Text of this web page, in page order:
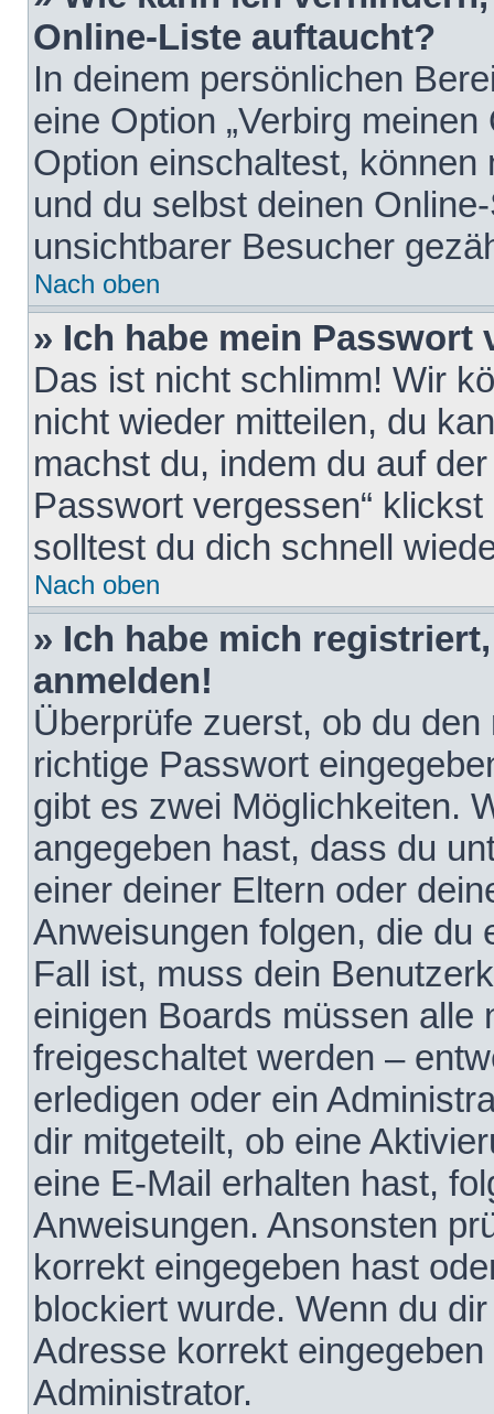
Online-Liste auftaucht?
In deinem persönlichen
eine Option „Verbirg
Option einschaltest,
und du selbst deinen
unsichtbarer Besucher
Nach oben
» Ich habe mein Passwort
Das ist nicht schlimm! Wir
nicht wieder mitteilen, du
machst du, indem du auf
Passwort vergessen“
solltest du dich schnell
Nach oben
» Ich habe mich
anmelden!
Überprüfe zuerst, ob du
richtige Passwort
gibt es zwei Möglichkeiten.
angegeben hast, dass du
einer deiner Eltern oder
Anweisungen folgen, die du
Fall ist, muss dein
einigen Boards müssen alle
freigeschaltet werden –
erledigen oder ein
dir mitgeteilt, ob eine
eine E-Mail erhalten hast,
Anweisungen. Ansonsten
korrekt eingegeben hast
blockiert wurde. Wenn du
Adresse korrekt
Administrator.